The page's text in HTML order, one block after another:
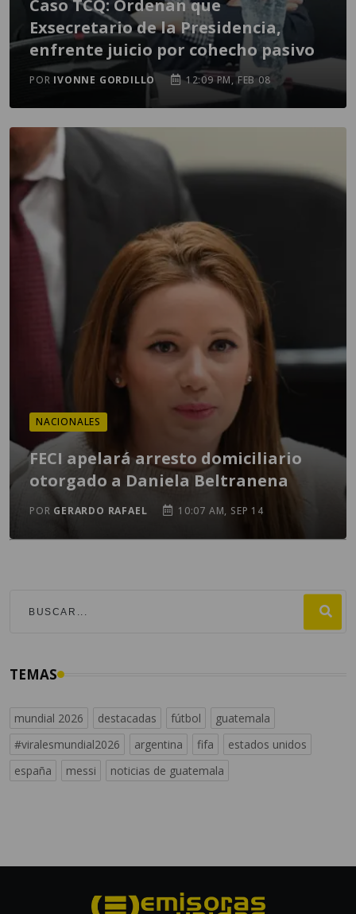
Caso TCQ: Ordenan que
Exsecretario de la Presidencia,
enfrente juicio por cohecho pasivo
POR IVONNE GORDILLO 12:09 PM, FEB 08
NACIONALES
FECI apelará arresto domiciliario
otorgado a Daniela Beltranena
POR GERARDO RAFAEL 10:07 AM, SEP 14
TEMAS
mundial 2026 destacadas fútbol
guatemala
#viralesmundial2026
argentina fifa
estados unidos
españa
messi noticias de guatemala